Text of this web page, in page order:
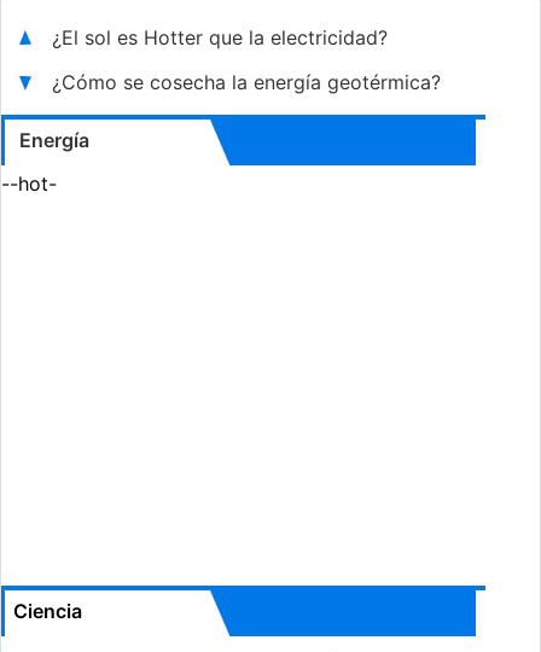
¿El sol es Hotter que la electricidad?
¿Cómo se cosecha la energía geotérmica?
Energía
--hot-
Ciencia